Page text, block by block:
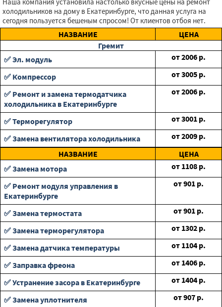
холодильников на дому в Екатеринбурге, что данная услуга на
сегодня пользуется бешеным спросом! От клиентов отбоя нет.
НАЗВАНИЕ
ЦЕНА
Гремит
✅ Эл. модуль
от2006 р.
✅ Компрессор
от3005 р.
✅ Ремонт и замена термодатчика
холодильника в Екатеринбурге
от2006 р.
✅ Терморегулятор от3001 р.
✅ Замена вентилятора холодильника
от2009 р.
НАЗВАНИЕ
ЦЕНА
✅ Замена мотора
от 1108 р.
✅ Ремонт модуля управления в
Екатеринбурге
от901 р.
✅ Замена термостата от901 р.
✅ Замена терморегулятора
от 1302 р.
✅ Замена датчика температуры
от 1104 р.
✅ Заправка фреона
от 1406 р.
✅ Устранение засора в Екатеринбурге
от 1404 р.
✅ Замена уплотнителя
от907 р.